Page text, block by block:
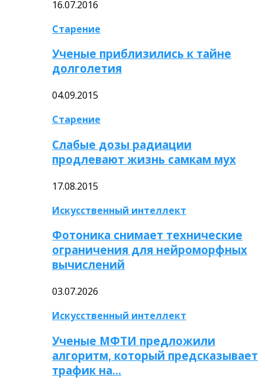
16.07.2016
Старение
Ученые приблизились к тайне
долголетия
04.09.2015
Старение
Слабые дозы радиации
продлевают жизнь самкам мух
17.08.2015
Искусственный интеллект
Фотоника снимает технические
ограничения для нейроморфных
вычислений
03.07.2026
Искусственный интеллект
Ученые МФТИ предложили
алгоритм, который предсказывает
трафик на…